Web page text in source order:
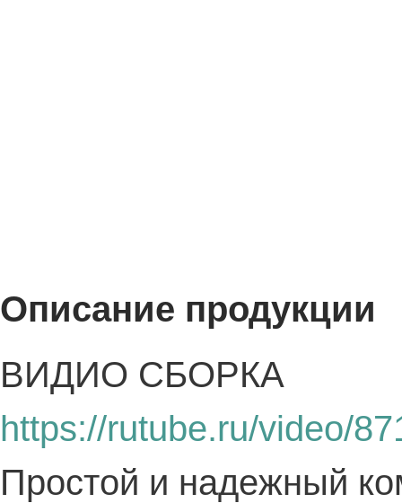
Описание продукции
ВИДИО СБОРКА
https://rutube.ru/video/
Простой и надежный